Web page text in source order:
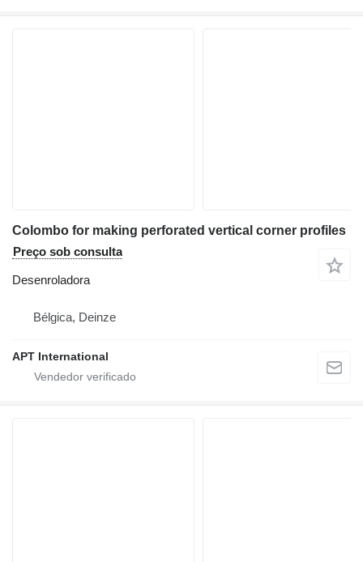
Colombo for making perforated vertical corner profiles
Preço sob consulta
Desenroladora
Bélgica, Deinze
APT International